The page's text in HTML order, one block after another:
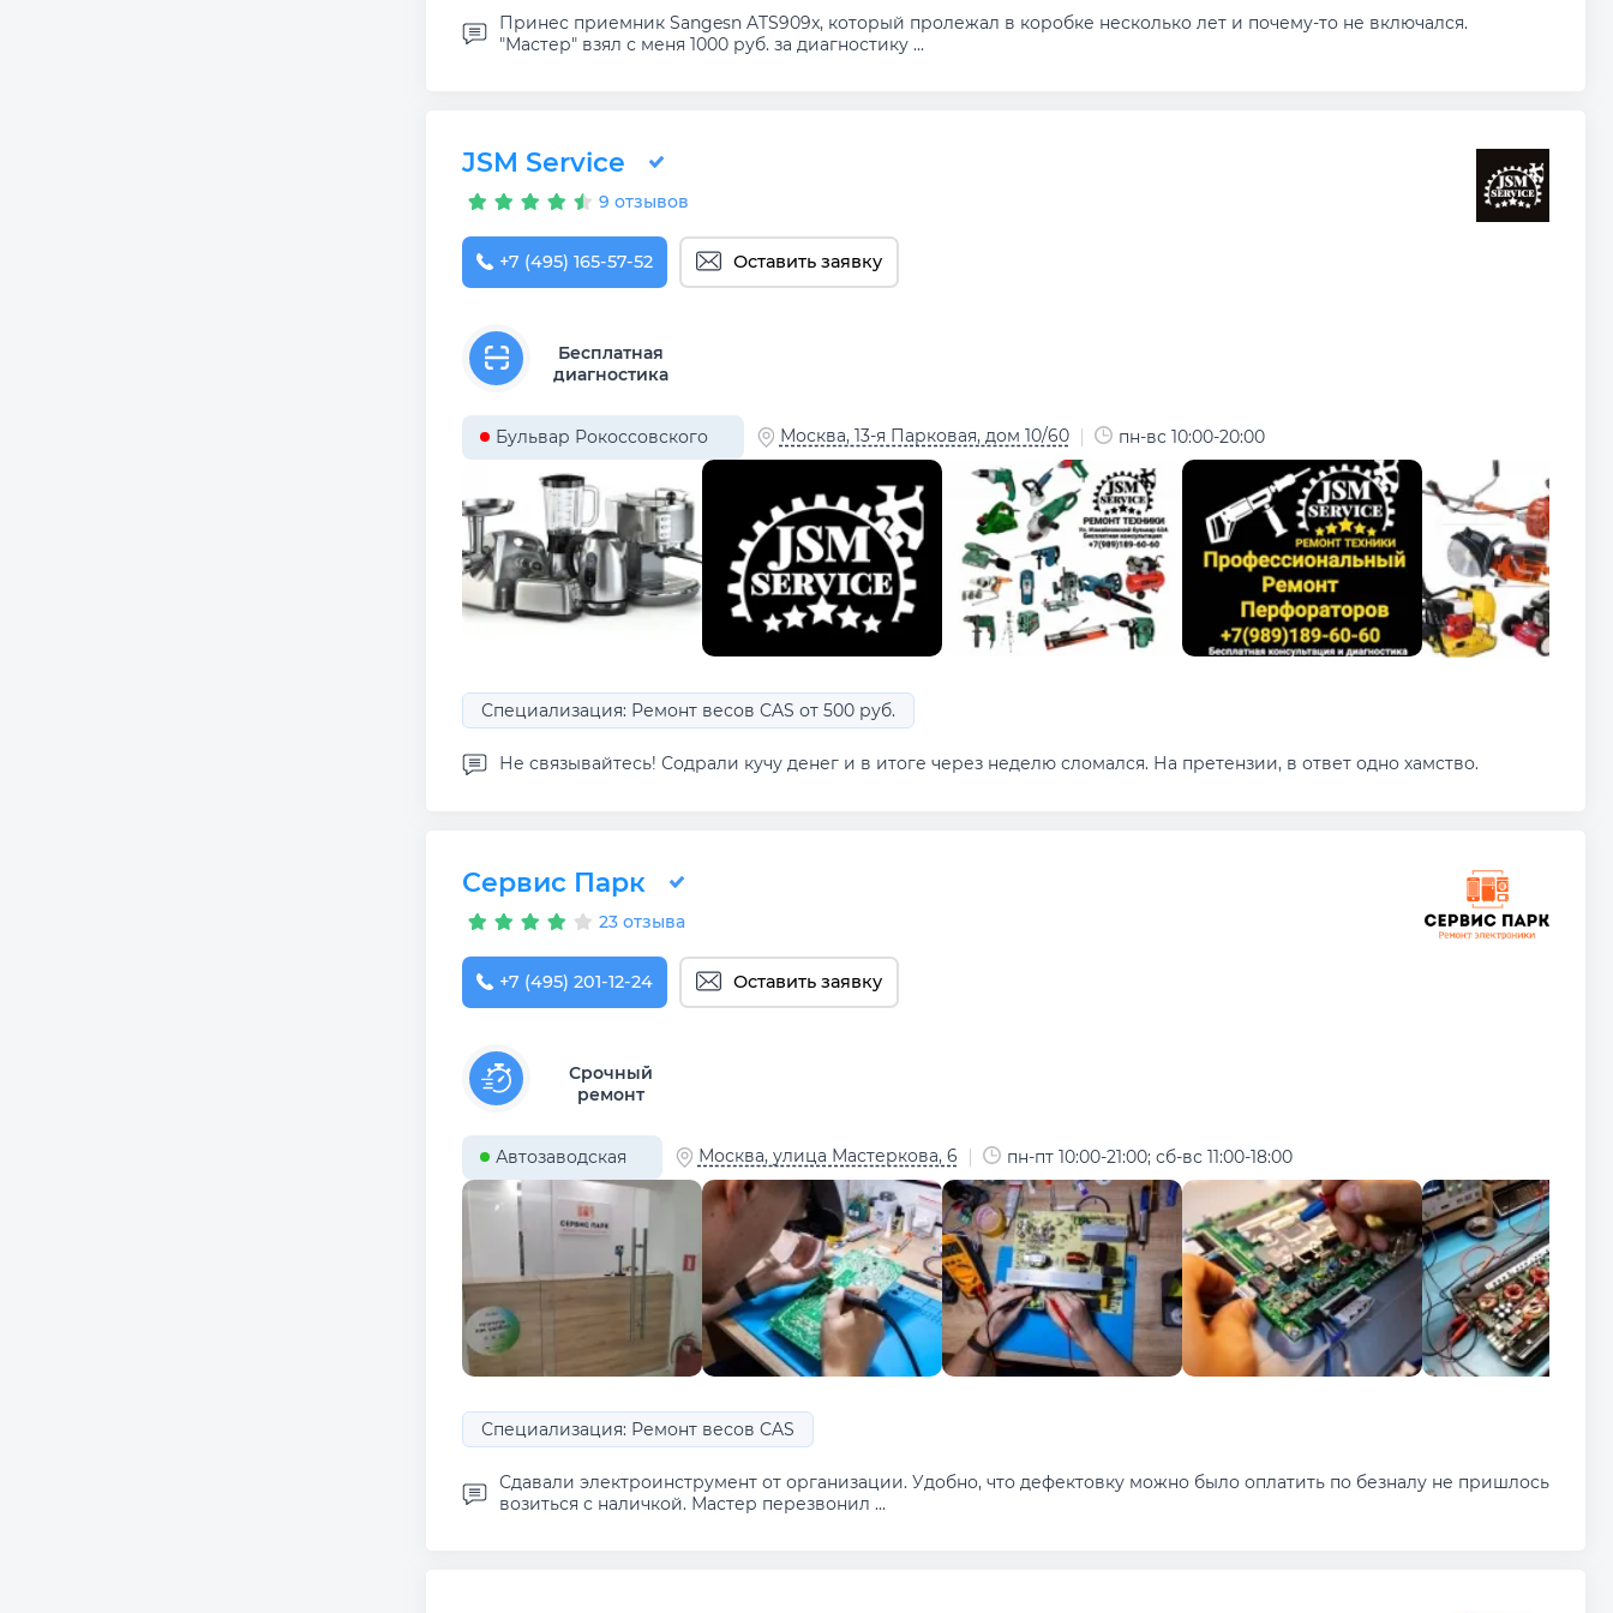
Принес приемник Sangesn ATS909x, который пролежал в коробке несколько лет и почему-то не включался.
"Мастер" взял с меня 1000 руб. за диагностику ...
JSM Service
9 отзывов
+7 (495) 165-57-52 Оставить заявку
Бесплатная
диагностика
Бульвар Рокоссовского Москва, 13-я Парковая, дом 10/60 пн-вс 10:00-20:00
Специализация: Ремонт весов CAS от 500 руб.
Не связывайтесь! Содрали кучу денег и в итоге через неделю сломался. На претензии, в ответ одно хамство.
Сервис Парк
23 отзыва
+7 (495) 201-12-24 Оставить заявку
Срочный
ремонт
Автозаводская Москва, улица Мастеркова, 6 пн-пт 10:00-21:00; сб-вс 11:00-18:00
Специализация: Ремонт весов CAS
Сдавали электроинструмент от организации. Удобно, что дефектовку можно было оплатить по безналу не пришлось
возиться с наличкой. Мастер перезвонил ...